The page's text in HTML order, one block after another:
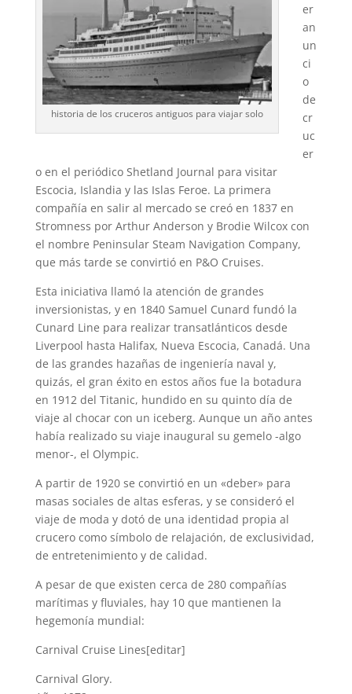
historia de los cruceros antiguos para viajar solo
er
an
un
ci
o
de
cr
uc
er
o en el periódico Shetland Journal para visitar
Escocia, Islandia y las Islas Feroe. La primera
compañía en salir al mercado se creó en 1837 en
Stromness por Arthur Anderson y Brodie Wilcox con
el nombre Peninsular Steam Navigation Company,
que más tarde se convirtió en P&O Cruises.
Esta iniciativa llamó la atención de grandes
inversionistas, y en 1840 Samuel Cunard fundó la
Cunard Line para realizar transatlánticos desde
Liverpool hasta Halifax, Nueva Escocia, Canadá. Una
de las grandes hazañas de ingeniería naval y,
quizás, el gran éxito en estos años fue la botadura
en 1912 del Titanic, hundido en su quinto día de
viaje al chocar con un iceberg. Aunque un año antes
había realizado su viaje inaugural su gemelo -algo
menor-, el Olympic.
A partir de 1920 se convirtió en un «deber» para
masas sociales de altas esferas, y se consideró el
viaje de moda y dotó de una identidad propia al
crucero como símbolo de relajación, de exclusividad,
de entretenimiento y de calidad.
A pesar de que existen cerca de 280 compañías
marítimas y fluviales, hay 10 que mantienen la
hegemonía mundial:
Carnival Cruise Lines[editar]
Carnival Glory.